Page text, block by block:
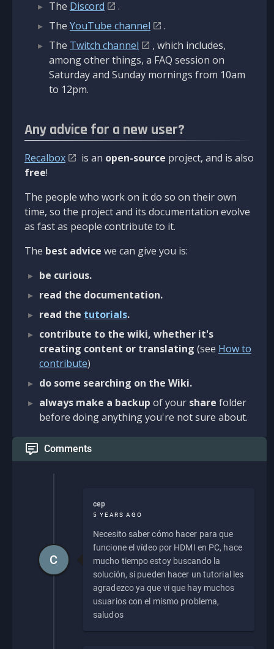
The Discord
.
The YouTube channel
.
The Twitch channel
, which includes,
among other things, a FAQ session on
Saturday and Sunday mornings from 10am
to 12pm.
Any advice for a new user?
Recalbox is an open-source project, and is also
free!
The people who work on it do so on their own
time, so the project and its documentation evolve
as fast as people contribute to it.
The best advice we can give you is:
be curious.
read the documentation.
read the tutorials.
contribute to the wiki, whether it's
creating content or translating (see How to
contribute)
do some searching on the Wiki.
always make a backup of your share folder
before doing anything you're not sure about.
Comments
cep
5 YEARS AGO
Necesito saber cómo hacer para que
funcione el vídeo por HDMI en PC, hace
mucho tiempo estoy buscando la
solución, si pueden hacer un tutorial les
agradezco ya que vi que hay muchos
usuarios con el mismo problema,
saludos
C